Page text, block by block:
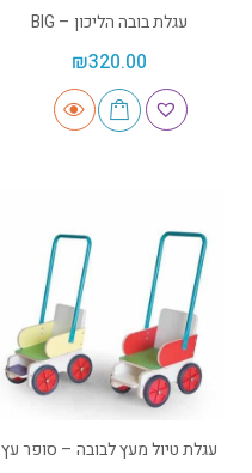
עגלת בובה הליכון – BIG
₪320.00
עגלת טיול מעץ לבובה – סופר עץ